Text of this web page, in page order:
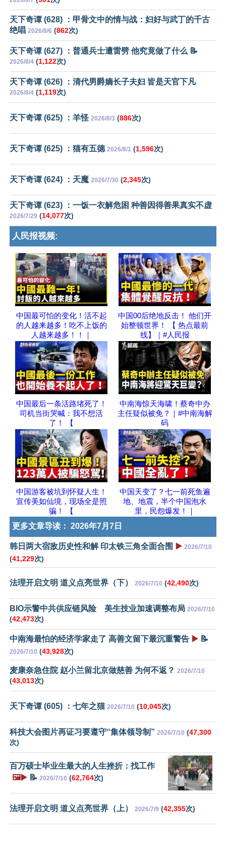
天下奇谭 (628) ：甲骨文中的情与战：妇好与武丁的千古
绝唱 2026/8/6 (862次)
天下奇谭 (627) ：普通兵士遭雷劈 他究竟做了什么 📝
2026/8/4 (1,122次)
天下奇谭 (626) ：清代男爵嫡长子夫妇 皆是天官下凡
2026/8/4 (1,119次)
天下奇谭 (625) ：羊怪 2026/8/3 (886次)
天下奇谭 (625) ：猫有五德 2026/8/1 (1,596次)
天下奇谭 (624) ：天魔 2026/7/30 (2,345次)
天下奇谭 (623) ：一饭一衣解危困 种善因得善果真实不虚
2026/7/29 (14,077次)
人民报视频:
中国最可怕的变化！活不起
的人越来越多！吃不上饭的
人越来越多！！｜
中国00后绝地反击！ 他们开
始整顿世界！ 【 热点最前
线】｜#人民报
中国最后一条活路堵死了！
司机当街哭喊：我不想活
了！ 【
中南海惊天海啸！蔡奇中办
主任疑似被免？｜#中南海解
码
中国游客被坑到怀疑人生！
宣传美如仙境，现场全是照
骗！ 【
中国天变了？七一前死鱼遍
地、地震，半个中国泡水
里，民怨爆发！｜
更多文章导读： 2026年7月7日
韩日两大宿敌历史性和解 印太铁三角全面合围 ▶️ 2026/7/10
(41,229次)
法理开启文明 道义点亮世界（下） 2026/7/10 (42,490次)
BIO示警中共供应链风险 美生技业加速调整布局 2026/7/10
(42,473次)
中南海最怕的经济学家走了 高善文留下最沉重警告 ▶️ 📝
2026/7/10 (43,928次)
麦康奈急住院 赵小兰留北京做慈善 为何不返？ 2026/7/10
(43,013次)
天下奇谭 (605) ：七年之猫 2026/7/10 (10,045次)
科技大会图片再证习要遵守“集体领导制” 2026/7/10 (47,300
次)
百万硕士毕业生最大的人生挫折：找工作
🖼️▶️ 📝 2026/7/10 (62,764次)
法理开启文明 道义点亮世界（上） 2026/7/9 (42,355次)